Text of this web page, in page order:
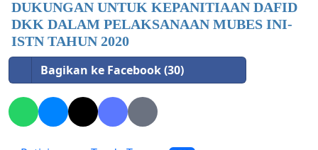
DUKUNGAN UNTUK KEPANITIAAN DAFID
DKK DALAM PELAKSANAAN MUBES INI-
ISTN TAHUN 2020
Bagikan ke Facebook (30)